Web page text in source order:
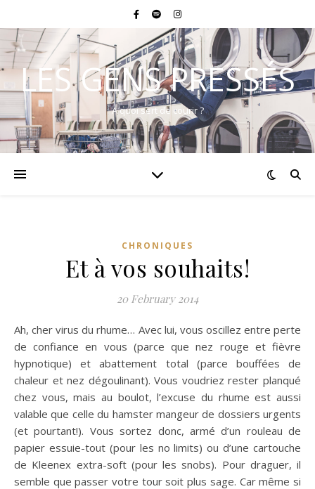
LES GENS PRESSÉS
A quoi sert de courir ?
CHRONIQUES
Et à vos souhaits!
20 February 2014
Ah, cher virus du rhume… Avec lui, vous oscillez entre perte
de confiance en vous (parce que nez rouge et fièvre
hypnotique) et abattement total (parce bouffées de
chaleur et nez dégoulinant). Vous voudriez rester planqué
chez vous, mais au boulot, l’excuse du rhume est aussi
valable que celle du hamster mangeur de dossiers urgents
(et pourtant!). Vous sortez donc, armé d’un rouleau de
papier essuie-tout (pour les no limits) ou d’une cartouche
de Kleenex extra-soft (pour les snobs). Pour draguer, il
semble que passer votre tour soit plus sage. Car même si